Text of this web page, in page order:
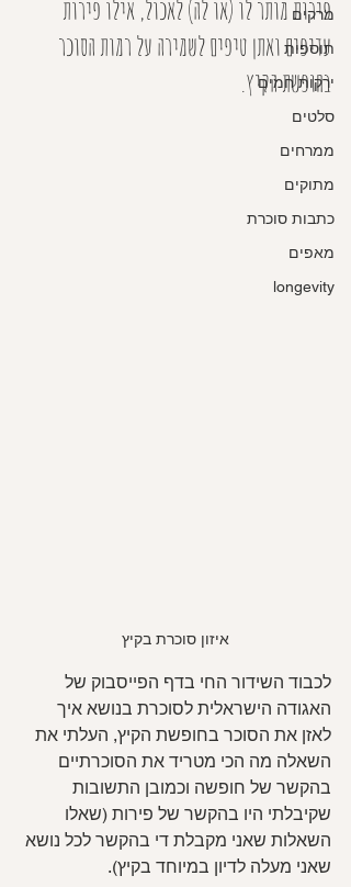
מרקים
תוספות
ירקות חמים
סלטים
ממרחים
מתוקים
כתבות סוכרת
מאפים
longevity
פירות מותר לו (או לה) לאכול, אילו פירות
עדיפים ואתן טיפים לשמירה על רמות הסוכר
בחופשת הקיץ.
איזון סוכרת בקיץ
לכבוד השידור החי בדף הפייסבוק של
האגודה הישראלית לסוכרת בנושא איך
לאזן את הסוכר בחופשת הקיץ, העלתי את
השאלה מה הכי מטריד את הסוכרתיים
בהקשר של חופשה וכמובן התשובות
שקיבלתי היו בהקשר של פירות (שאלו
השאלות שאני מקבלת די בהקשר לכל נושא
שאני מעלה לדיון במיוחד בקיץ).